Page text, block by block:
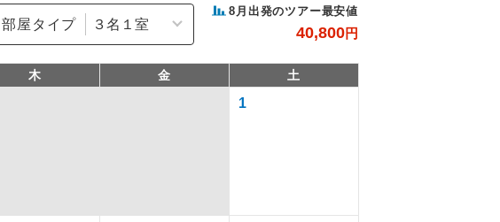
部屋タイプ
8 月出発のツアー最安値
40,800円
木 金 土
1